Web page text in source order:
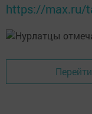
https://max.ru/